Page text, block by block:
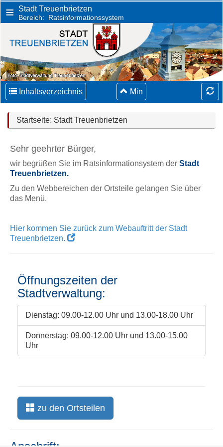
schließen
Treuenbrietzen
WEB-Bereich:
» Ratsinformationssystem «
Anschrift:
Treuenbrietzen‚
105
Öffnungszeiten
E-
Mail,
WEB-
Bereich
wechseln:
Home:
Stadt
Treuenbrietzen
Login
Stadt Treuenbrietzen
Bereich: Ratsinformationssystem
Ratsinformationssystem
Treuenbrietzen
zu den Ortsteilen
aktualisiert:
Inhaltsverzeichnis Min
Startseite: Stadt Treuenbrietzen
Sehr geehrter Bürger,
wir begrüßen Sie im Ratsinformationsystem der Stadt
Treuenbrietzen.
Zu den Webbereichen der Ortsteile gelangen Sie über
das Menü.
Hier kommen Sie zurück zum Webauftritt der Stadt
Treuenbrietzen.
Öffnungszeiten der
Stadtverwaltung:
Dienstag: 09.00-12.00 Uhr und 13.00-18.00 Uhr
Donnerstag: 09.00-12.00 Uhr und 13.00-15.00
Uhr
zu den Ortsteilen